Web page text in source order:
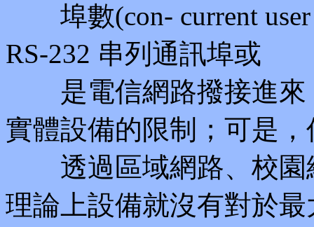
埠數(con- current user
RS-232 串列通訊埠或
是電信網路撥接進來
實體設備的限制；可是，
透過區域網路、校園
理論上設備就沒有對於最